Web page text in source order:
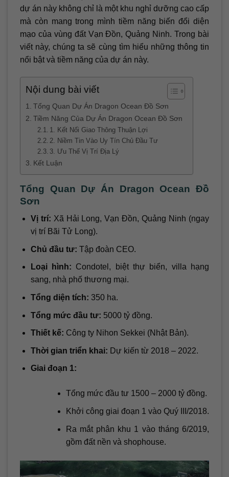
dự án này không chỉ là một khu nghỉ dưỡng cao cấp
mà còn mang trong mình tiềm năng biến đổi diện
mạo của vùng đất Vạn Đồn, Quảng Ninh. Trong bài
viết này, chúng ta sẽ cùng tìm hiểu những thông tin
nổi bật và tiềm năng của dự án này.
Nội dung bài viết
Tổng Quan Dự Án Dragon Ocean Đồ Sơn
Tiềm Năng Của Dự Án Dragon Ocean Đồ Sơn
1. Kết Nối Giao Thông Thuận Lợi
2. Niềm Tin Vào Uy Tín Chủ Đầu Tư
3. Ưu Thế Vị Trí Địa Lý
Kết Luận
Tổng Quan Dự Án Dragon Ocean Đồ
Sơn
Vị trí: Xã Hải Long, Vạn Đồn, Quảng Ninh (ngay
vị trí Bãi Tử Long).
Chủ đầu tư: Tập đoàn CEO.
Loại hình: Condotel, biệt thự biển, villa hạng
sang, nhà phố thương mại.
Tổng diện tích: 350 ha.
Tổng mức đầu tư: 5000 tỷ đồng.
Thiết kế: Công ty Nihon Sekkei (Nhật Bản).
Thời gian triển khai: Dự kiến từ 2018 – 2022.
Giai đoạn 1:
Tổng mức đầu tư 1500 – 2000 tỷ đồng.
Khởi công giai đoạn 1 vào Quý III/2018.
Ra mắt phân khu 1 vào tháng 6/2019,
gồm đất nền và shophouse.